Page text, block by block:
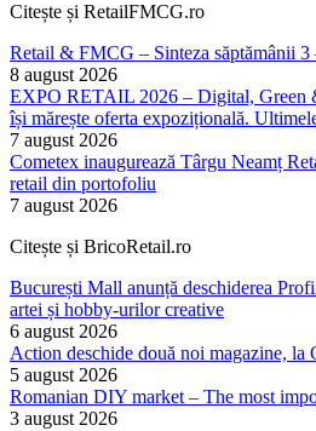
Citește și RetailFMCG.ro
Retail & FMCG – Sinteza săptămânii 3
8 august 2026
EXPO RETAIL 2026 – Digital, Green
își mărește oferta expozițională.
7 august 2026
Cometex inaugurează Târgu Neamț
retail din portofoliu
7 august 2026
Citește și BricoRetail.ro
București Mall anunță deschiderea
artei și hobby-urilor creative
6 august 2026
Action deschide două noi magazine, la
5 august 2026
Romanian DIY market – The most
3 august 2026